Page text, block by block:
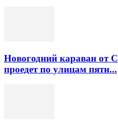
Новогодний караван от
проедет по улицам пяти...